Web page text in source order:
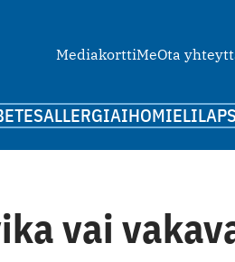
MediakorttiMeOta
ALLERGIAIHOMIELI
vai